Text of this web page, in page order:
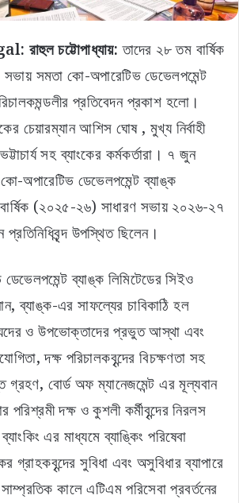
চট্টোপাধ্যায়:তাদের ২৮ তম বার্ষিক
সমতা কো-অপারেটিভ ডেভেলপমেন্ট
প্রতিবেদন প্রকাশ হলো।
চেয়ারম্যান আশিস ঘোষ , মুখ্য নির্বাহী
সহ ব্যাংকের কর্মকর্তারা। ৭ জুন
অপারেটিভ ডেভেলপমেন্ট ব্যাঙ্ক
(২০২৫-২৬) সাধারণ সভায় ২০২৬-২৭
প্রতিনিধিবৃন্দ উপস্থিত ছিলেন।
ব্যাঙ্ক লিমিটেডের সিইও
ব্যাঙ্ক-এর সাফল্যের চাবিকাঠি হল
ও উপভোক্তাদের প্রভুত আস্থা এবং
দক্ষ পরিচালকবৃন্দের বিচক্ষণতা সহ
গ্রহণ, বোর্ড অফ ম্যানেজমেন্ট এর মূল্যবান
পরিশ্রমী দক্ষ ও কুশলী কর্মীবৃন্দের নিরলস
এর মাধ্যমে ব্যাঙ্কিং পরিষেবা
গ্রাহকবৃন্দের সুবিধা এবং অসুবিধার ব্যাপারে
কালে এটিএম পরিসেবা প্রবর্তনের